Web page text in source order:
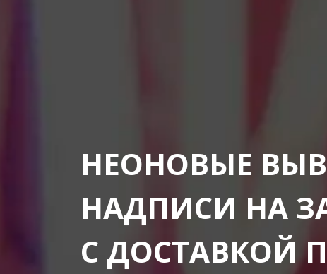
НЕОНОВЫЕ
НАДПИСИ НА
С ДОСТАВКОЙ